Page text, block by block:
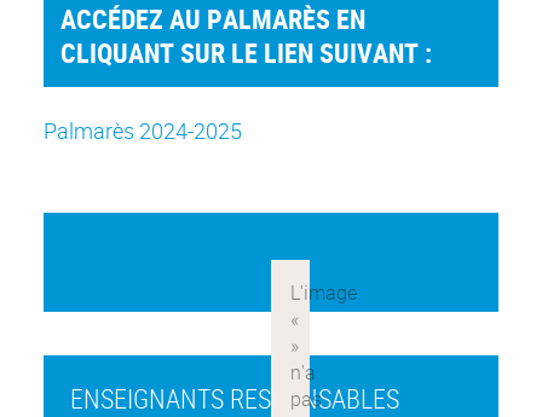
ACCÉDEZ AU PALMARÈS EN
CLIQUANT SUR LE LIEN SUIVANT :
Palmarès 2024-2025
ENSEIGNANTS RESPONSABLES